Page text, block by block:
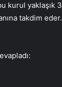
kurul yaklaşık 3
takdim eder.